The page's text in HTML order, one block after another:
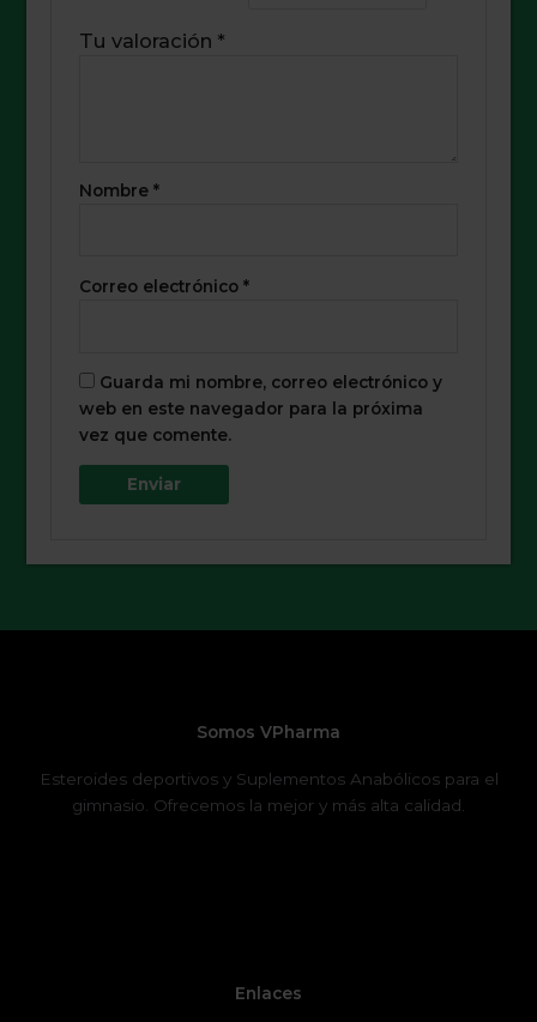
Tu valoración *
Nombre*
Correo electrónico*
Guarda mi nombre, correo electrónico y
web en este navegador para la próxima
vez que comente.
Somos VPharma
Esteroides deportivos y Suplementos Anabólicos para el
gimnasio. Ofrecemos la mejor y más alta calidad.
Enlaces